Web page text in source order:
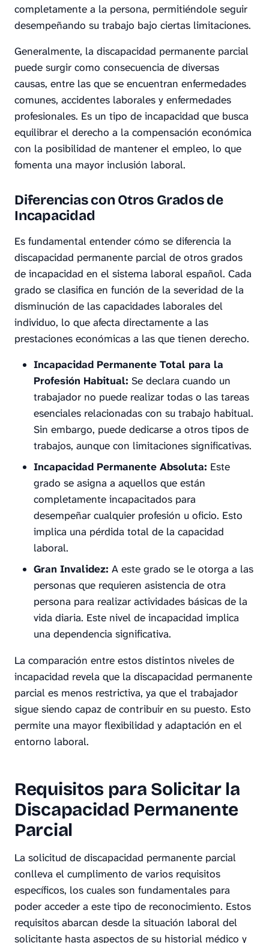
completamente a la persona, permitiéndole seguir
desempeñando su trabajo bajo ciertas limitaciones.
Generalmente, la discapacidad permanente parcial
puede surgir como consecuencia de diversas
causas, entre las que se encuentran enfermedades
comunes, accidentes laborales y enfermedades
profesionales. Es un tipo de incapacidad que busca
equilibrar el derecho a la compensación económica
con la posibilidad de mantener el empleo, lo que
fomenta una mayor inclusión laboral.
Diferencias con Otros Grados de
Incapacidad
Es fundamental entender cómo se diferencia la
discapacidad permanente parcial de otros grados
de incapacidad en el sistema laboral español. Cada
grado se clasifica en función de la severidad de la
disminución de las capacidades laborales del
individuo, lo que afecta directamente a las
prestaciones económicas a las que tienen derecho.
Incapacidad Permanente Total para la
Profesión Habitual: Se declara cuando un
trabajador no puede realizar todas o las tareas
esenciales relacionadas con su trabajo habitual.
Sin embargo, puede dedicarse a otros tipos de
trabajos, aunque con limitaciones significativas.
Incapacidad Permanente Absoluta: Este
grado se asigna a aquellos que están
completamente incapacitados para
desempeñar cualquier profesión u oficio. Esto
implica una pérdida total de la capacidad
laboral.
Gran Invalidez: A este grado se le otorga a las
personas que requieren asistencia de otra
persona para realizar actividades básicas de la
vida diaria. Este nivel de incapacidad implica
una dependencia significativa.
La comparación entre estos distintos niveles de
incapacidad revela que la discapacidad permanente
parcial es menos restrictiva, ya que el trabajador
sigue siendo capaz de contribuir en su puesto. Esto
permite una mayor flexibilidad y adaptación en el
entorno laboral.
Requisitos para Solicitar la
Discapacidad Permanente
Parcial
La solicitud de discapacidad permanente parcial
conlleva el cumplimento de varios requisitos
específicos, los cuales son fundamentales para
poder acceder a este tipo de reconocimiento. Estos
requisitos abarcan desde la situación laboral del
solicitante hasta aspectos de su historial médico y